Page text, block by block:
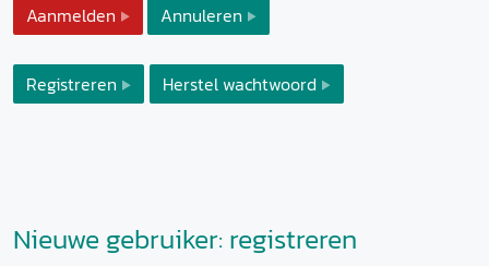
Aanmelden
Annuleren
Registreren Herstel wachtwoord
Nieuwe gebruiker: registreren